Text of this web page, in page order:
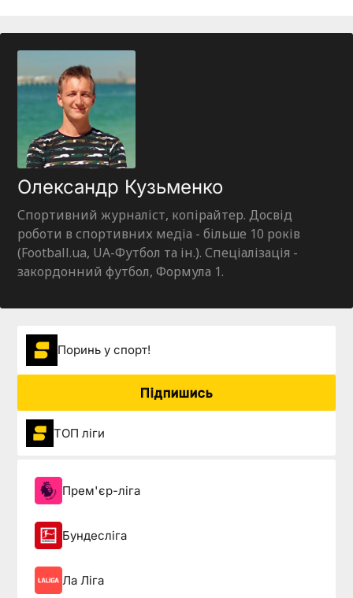
Олександр Кузьменко
Спортивний журналіст, копірайтер. Досвід
роботи в спортивних медіа - більше 10 років
(Football.ua, UA-Футбол та ін.). Спеціалізація -
закордонний футбол, Формула 1.
Поринь у спорт!
Підпишись
ТОП ліги
Прем'єр-ліга
Бундесліга
Ла Ліга